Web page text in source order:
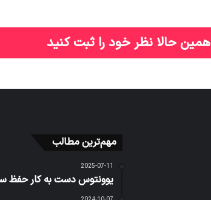
همین حالا نظر خود را ثبت کنید
مهم‌ترین مطالب
2025-07-11
یوونتوس دست به کار حفظ